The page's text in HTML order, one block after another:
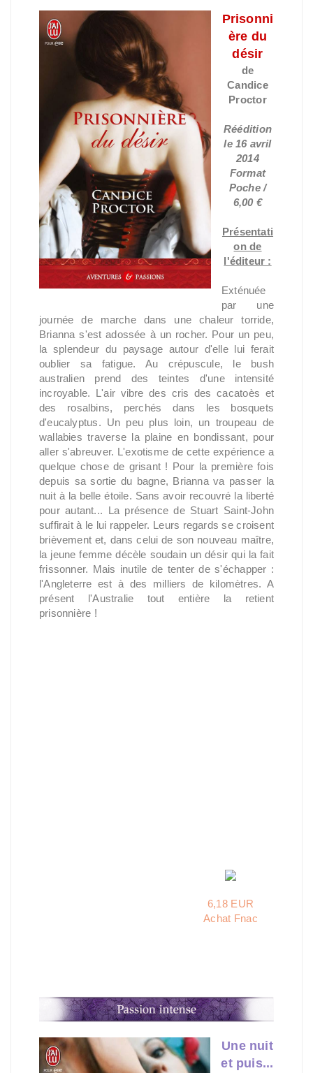
Prisonni
ère du
désir
de
Candice
Proctor
Réédition
le 16 avril
2014
Format
Poche /
6,00 €
Présentati
on de
l'éditeur :
Exténuée
par une
journée de marche dans une chaleur torride,
Brianna s'est adossée à un rocher. Pour un peu,
la splendeur du paysage autour d'elle lui ferait
oublier sa fatigue. Au crépuscule, le bush
australien prend des teintes d'une intensité
incroyable. L'air vibre des cris des cacatoès et
des rosalbins, perchés dans les bosquets
d'eucalyptus. Un peu plus loin, un troupeau de
wallabies traverse la plaine en bondissant, pour
aller s'abreuver. L'exotisme de cette expérience a
quelque chose de grisant ! Pour la première fois
depuis sa sortie du bagne, Brianna va passer la
nuit à la belle étoile. Sans avoir recouvré la liberté
pour autant... La présence de Stuart Saint-John
suffirait à le lui rappeler. Leurs regards se croisent
brièvement et, dans celui de son nouveau maître,
la jeune femme décèle soudain un désir qui la fait
frissonner. Mais inutile de tenter de s'échapper :
l'Angleterre est à des milliers de kilomètres. A
présent l'Australie tout entière la retient
prisonnière !
6,18 EUR
Achat Fnac
Une nuit
et puis...